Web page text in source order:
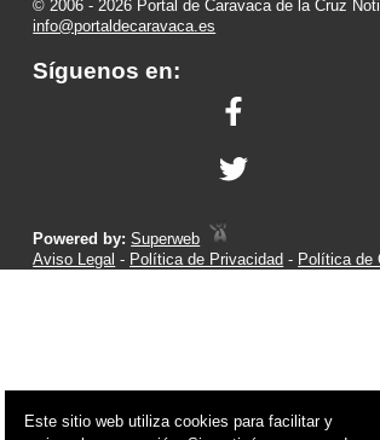
© 2006 - 2026 Portal de Caravaca de la Cruz
info@portaldecaravaca.es
Síguenos en:
Powered by:Superweb
Aviso Legal - Política de Privacidad - Política de
Este sitio web utiliza cookies para facilitar y